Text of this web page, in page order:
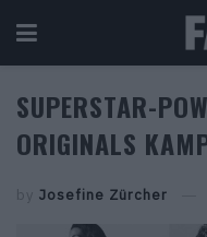
SUPERSTAR-
ORIGINALS
by Josefine Zürcher